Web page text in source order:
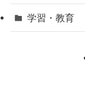
学習・教育